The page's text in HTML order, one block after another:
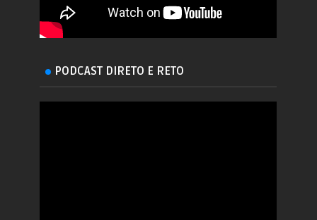
PODCAST DIRETO E RETO